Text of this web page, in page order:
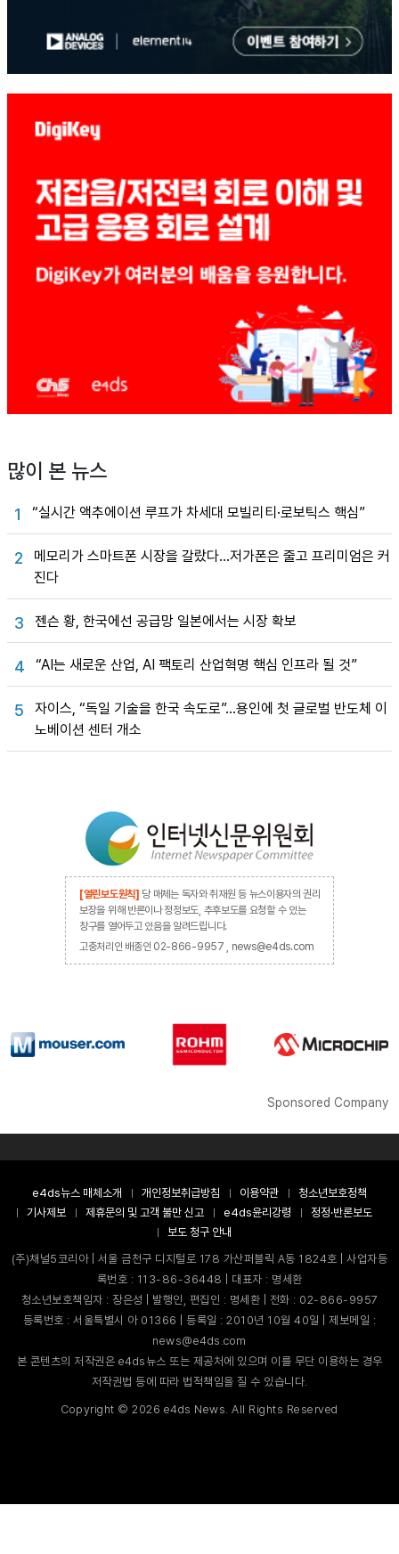
많이 본 뉴스
1 “실시간 액추에이션 루프가 차세대 모빌리티·로보틱스 핵심”
2
메모리가 스마트폰 시장을 갈랐다…저가폰은 줄고 프리미엄은 커
진다
3 젠슨 황, 한국에선 공급망 일본에서는 시장 확보
4 “AI는 새로운 산업, AI 팩토리 산업혁명 핵심 인프라 될 것”
5
자이스, “독일 기술을 한국 속도로”…용인에 첫 글로벌 반도체 이
노베이션 센터 개소
[열린보도원칙] 당 매체는 독자와 취재원 등 뉴스이용자의 권리
보장을 위해 반론이나 정정보도, 추후보도를 요청할 수 있는
창구를 열어두고 있음을 알려드립니다.
고충처리인 배종인 02-866-9957 , news@e4ds.com
Sponsored Company
e4ds뉴스 매체소개 개인정보취급방침 이용약관
청소년보호정책
기사제보
제휴문의 및 고객 불만 신고 e4ds윤리강령
정정·반론보도
보도 청구 안내
(주)채널5코리아 | 서울 금천구 디지털로 178 가산퍼블릭 A동 1824호 | 사업자등
록번호 : 113-86-36448 | 대표자 : 명세환
청소년보호책임자 : 장은성 | 발행인, 편집인 : 명세환 | 전화 : 02-866-9957
등록번호 : 서울특별시 아 01366 | 등록일 : 2010년 10월 40일 | 제보메일 :
news@e4ds.com
본 콘텐츠의 저작권은 e4ds뉴스 또는 제공처에 있으며 이를 무단 이용하는 경우
저작권법 등에 따라 법적책임을 질 수 있습니다.
Copyright ©2026 e4ds News. All Rights Reserved